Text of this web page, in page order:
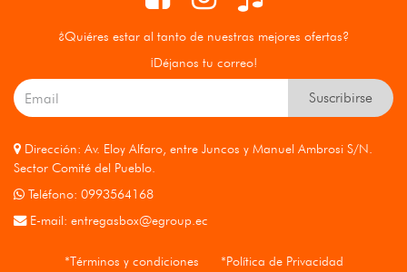
¿Quiéres estar al tanto de nuestras mejores ofertas?
¡Déjanos tu correo!
Suscribirse
Dirección: Av. Eloy Alfaro, entre Juncos y Manuel Ambrosi S/N.
Sector Comité del Pueblo.
Teléfono: 0993564168
E-mail: entregasbox@egroup.ec
*Términos y condiciones *Política de Privacidad